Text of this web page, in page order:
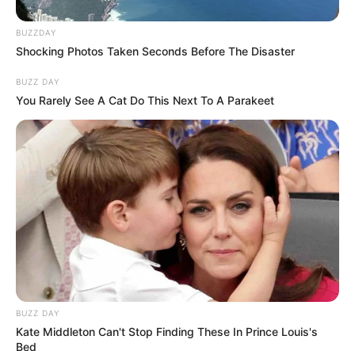
BUZZDAY
Shocking Photos Taken Seconds Before The Disaster
BUZZ DAY
You Rarely See A Cat Do This Next To A Parakeet
BUZZ DAY
Kate Middleton Can't Stop Finding These In Prince Louis's
Bed